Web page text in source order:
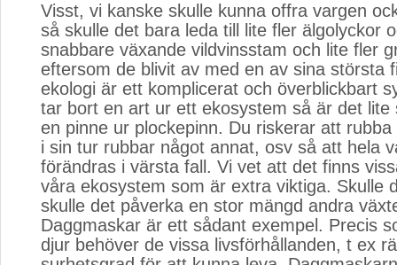
Visst, vi kanske skulle kunna offra vargen
så skulle det bara leda till lite fler älgolyckor
snabbare växande vildvinsstam och lite fler
eftersom de blivit av med en av sina största
ekologi är ett komplicerat och överblickbart
tar bort en art ur ett ekosystem så är det lite
en pinne ur plockepinn. Du riskerar att
i sin tur rubbar något annat, osv så att hela
förändras i värsta fall. Vi vet att det finns
våra ekosystem som är extra viktiga. Skulle
skulle det påverka en stor mängd andra
Daggmaskar är ett sådant exempel. Precis
djur behöver de vissa livsförhållanden, t ex